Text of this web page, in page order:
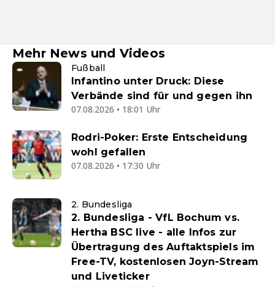
Mehr News und Videos
Fußball
Infantino unter Druck: Diese
Verbände sind für und gegen ihn
07.08.2026 • 18:01 Uhr
Rodri-Poker: Erste Entscheidung
wohl gefallen
07.08.2026 • 17:30 Uhr
2. Bundesliga
2. Bundesliga - VfL Bochum vs.
Hertha BSC live - alle Infos zur
Übertragung des Auftaktspiels im
Free-TV, kostenlosen Joyn-Stream
und Liveticker